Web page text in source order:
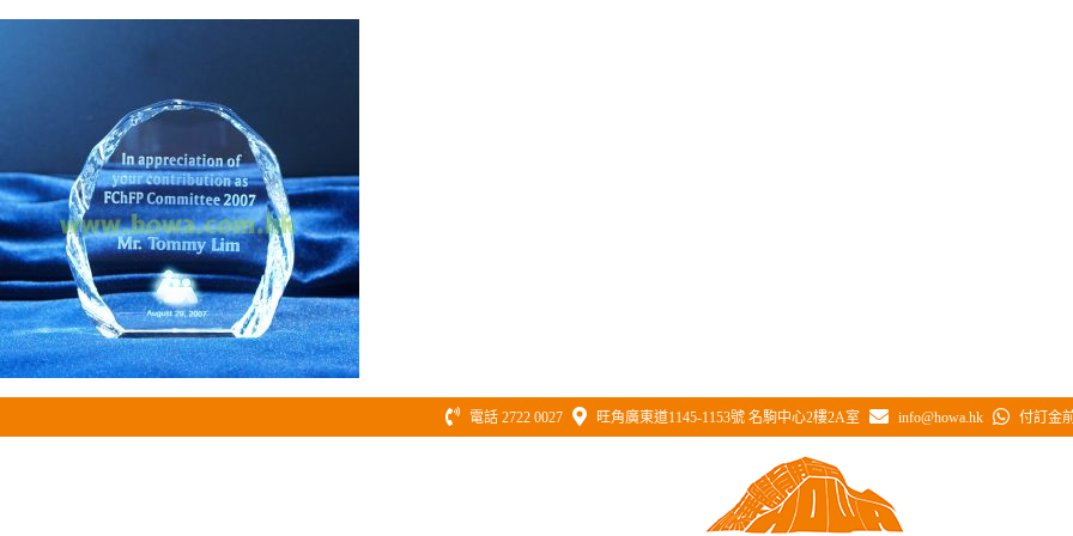
Skip
電話 2722 0027 旺角廣東道1145-1153號 名駒中心2樓2A室 info@howa.hk 付訂金